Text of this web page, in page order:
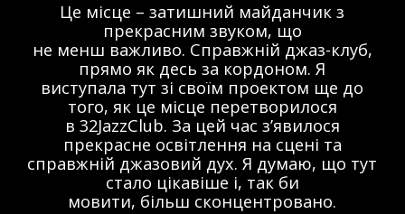
Це місце – затишний майданчик з
прекрасним звуком, що
не менш важливо. Справжній джаз-клуб,
прямо як десь за кордоном. Я
виступала тут зі своїм проектом ще до
того, як це місце перетворилося
в 32JazzClub. За цей час з’явилося
прекрасне освітлення на сцені та
справжній джазовий дух. Я думаю, що тут
стало цікавіше і, так би
мовити, більш сконцентровано.